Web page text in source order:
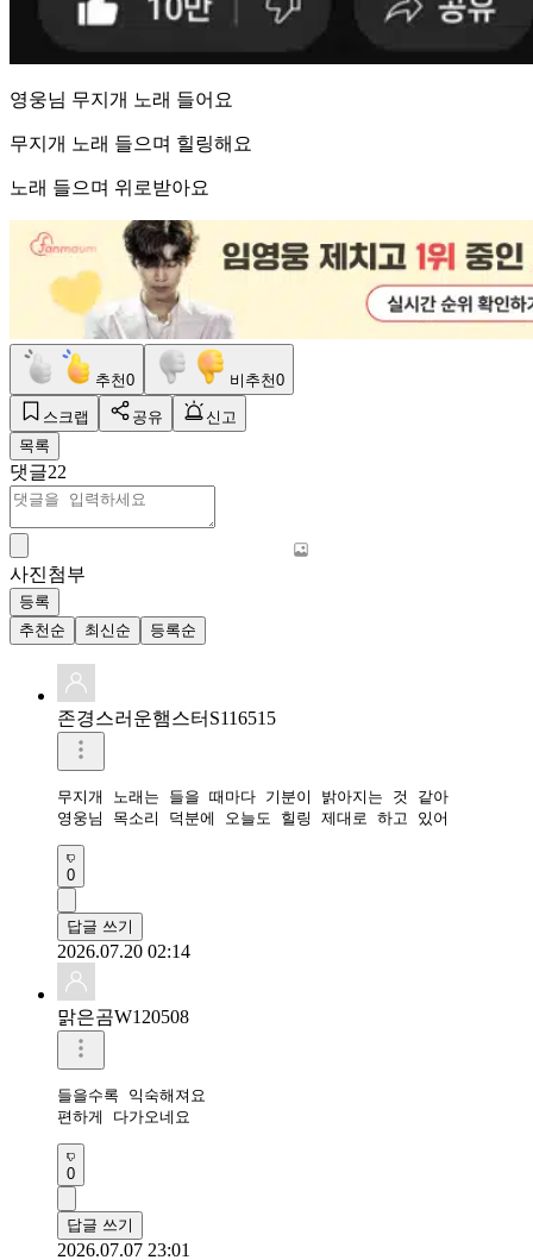
영웅님 무지개 노래 들어요
무지개 노래 들으며 힐링해요
노래 들으며 위로받아요
추천0 비추천0
스크랩 공유
신고
목록
댓글22
사진첨부
등록
추천순
최신순 등록순
존경스러운햄스터S116515
무지개 노래는 들을 때마다 기분이 밝아지는 것 같아
영웅님 목소리 덕분에 오늘도 힐링 제대로 하고 있어
0
답글 쓰기
2026.07.20 02:14
맑은곰W120508
들을수록 익숙해져요
편하게 다가오네요
0
답글 쓰기
2026.07.07 23:01